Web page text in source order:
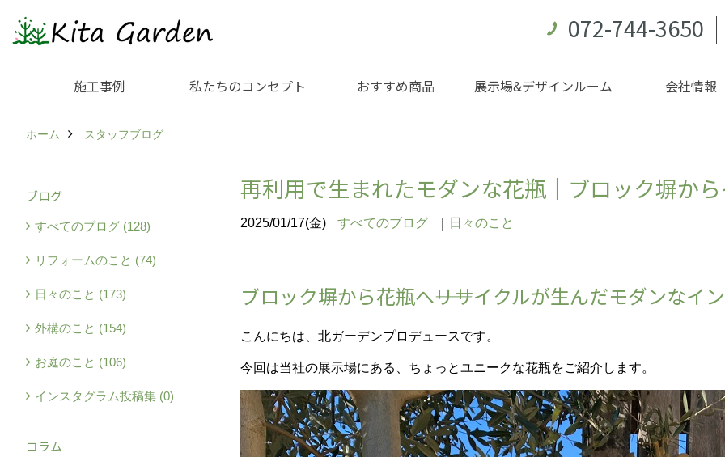
072-744-3650
施工事例 私たちのコンセプト おすすめ商品 展示場&デザインルーム 会社情報
ホーム スタッフブログ
再利用で生まれたモダンな花瓶｜ブロック塀か
2025/01/17(金) すべてのブログ 日々のこと
ブロック塀から花瓶へ――リサイクルが生んだモダンなイ
こんにちは、北ガーデンプロデュースです。
今回は当社の展示場にある、ちょっとユニークな花瓶をご紹介します。
ブログ
すべてのブログ (128)
リフォームのこと (74)
日々のこと (173)
外構のこと (154)
お庭のこと (106)
インスタグラム投稿集 (0)
コラム